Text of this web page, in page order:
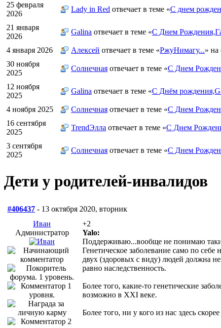
25 февраля
2026
Lady in Red отвечает в теме «С днем
21 января
2026
Galina отвечает в теме «С Днем
4 января 2026 Алексей отвечает в теме «РжуНимагу...» на
30 ноября
2025
Солнечная отвечает в теме «С Днем
12 ноября
2025
Galina отвечает в теме «С Днём
4 ноября 2025 Солнечная отвечает в теме «С Днем
16 сентября
2025
TrendЭлла отвечает в теме «С Днем
3 сентября
2025
Солнечная отвечает в теме «С Днем
Дети у родителей-инвалидов
#406437 - 13 октября 2020, вторник
Иван
Администратор
+2
Yalo:
Поддерживаю...вообще не понимаю
Генетическое заболевание само по
двух (здоровых с виду) людей должна
равно наследственность.
Более того, какие-то генетические
возможно в XXI веке.
Более того, ни у кого из нас здесь